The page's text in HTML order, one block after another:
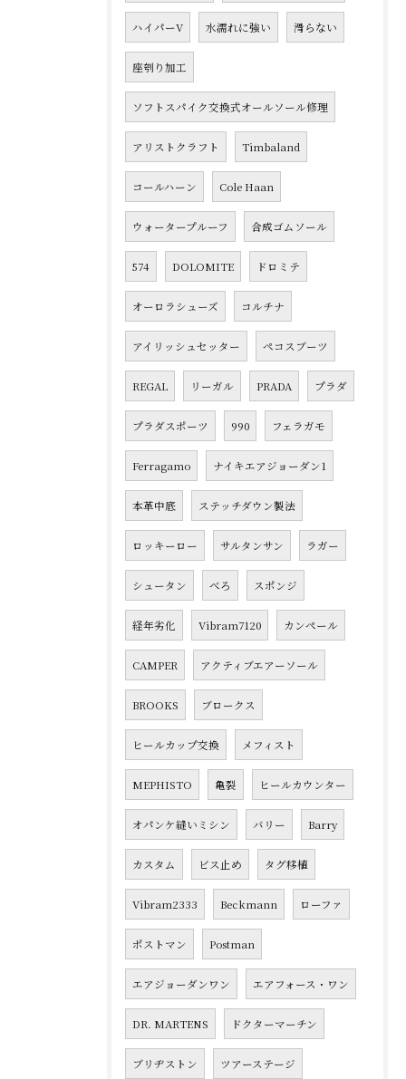
ハイパーV 水濡れに強い 滑らない
座刳り加工
ソフトスパイク交換式オールソール修理
アリストクラフト Timbaland
コールハーン Cole Haan
ウォータープルーフ 合成ゴムソール
574 DOLOMITE ドロミテ
オーロラシューズ コルチナ
アイリッシュセッター ペコスブーツ
REGAL リーガル PRADA プラダ
プラダスポーツ 990 フェラガモ
Ferragamo ナイキエアジョーダン1
本革中底 ステッチダウン製法
ロッキーロー サルタンサン ラガー
シュータン べろ スポンジ
経年劣化 Vibram7120 カンペール
CAMPER アクティブエアーソール
BROOKS ブロークス
ヒールカップ交換 メフィスト
MEPHISTO 亀裂 ヒールカウンター
オパンケ縫いミシン バリー Barry
カスタム ビス止め タグ移植
Vibram2333 Beckmann ローファ
ポストマン Postman
エアジョーダンワン エアフォース・ワン
DR. MARTENS ドクターマーチン
ブリヂストン ツアーステージ